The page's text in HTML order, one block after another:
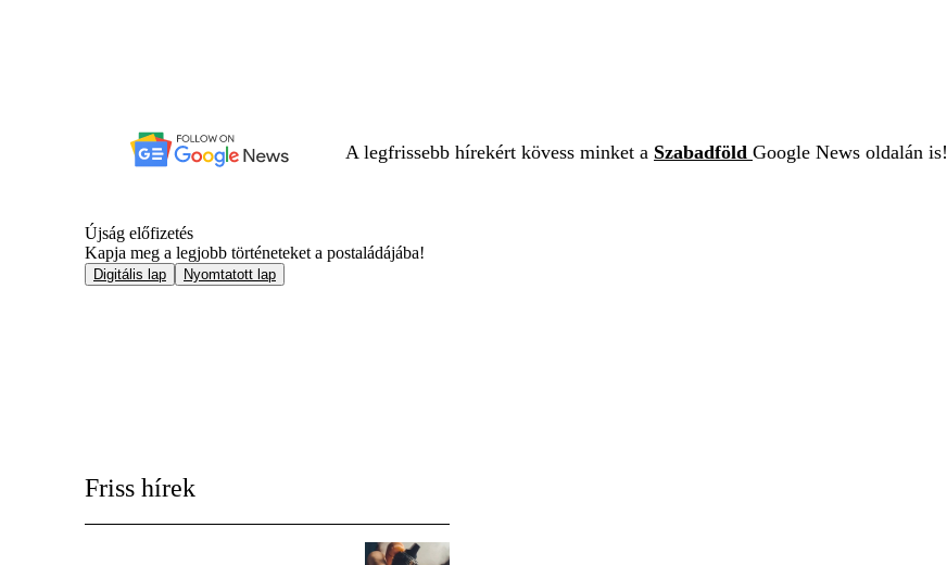
A legfrissebb hírekért kövess minket a Szabadföld Google News oldalán is!
Újság előfizetés
Kapja meg a legjobb történeteket a postaládájába!
Digitális lap Nyomtatott lap
Friss hírek